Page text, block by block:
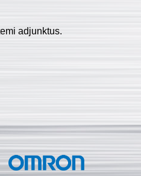
adjunktus.